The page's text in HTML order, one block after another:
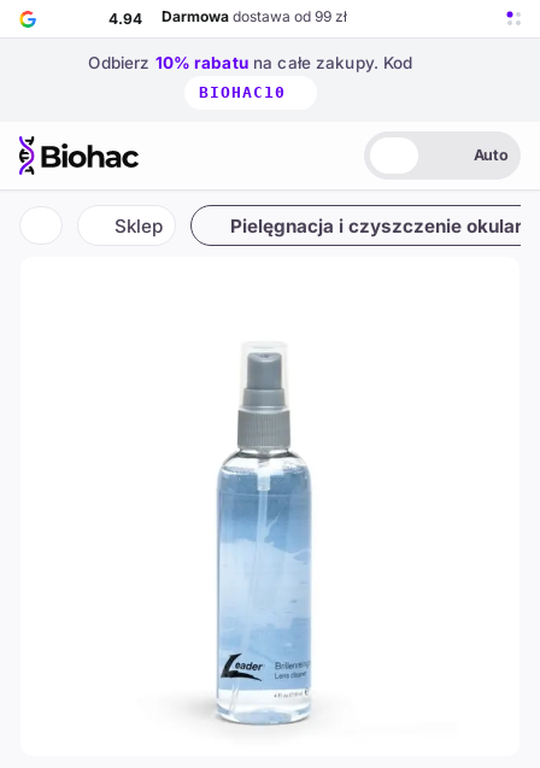
Przejdź do głównej treści
4.94 Darmowa dostawa od 99 zł
Odbierz 10% rabatuna całe zakupy. Kod
BIOHAC10
Biohac – strona główna Ciemny
Auto
Auto
Strona główna
Sklep Pielęgnacja i czyszczenie